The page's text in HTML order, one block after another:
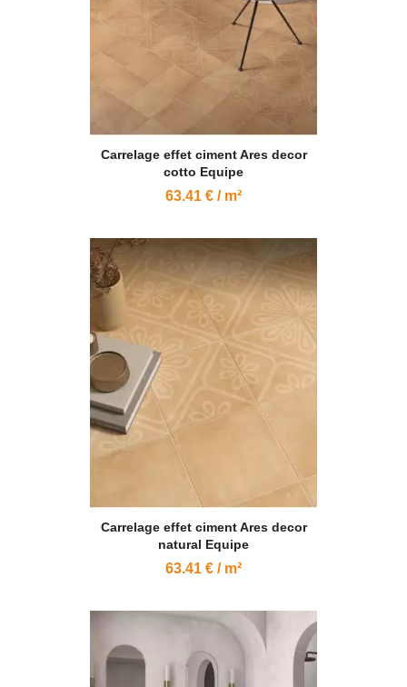
Carrelage effet ciment Ares decor
cotto Equipe
63.41 € / m²
Carrelage effet ciment Ares decor
natural Equipe
63.41 € / m²